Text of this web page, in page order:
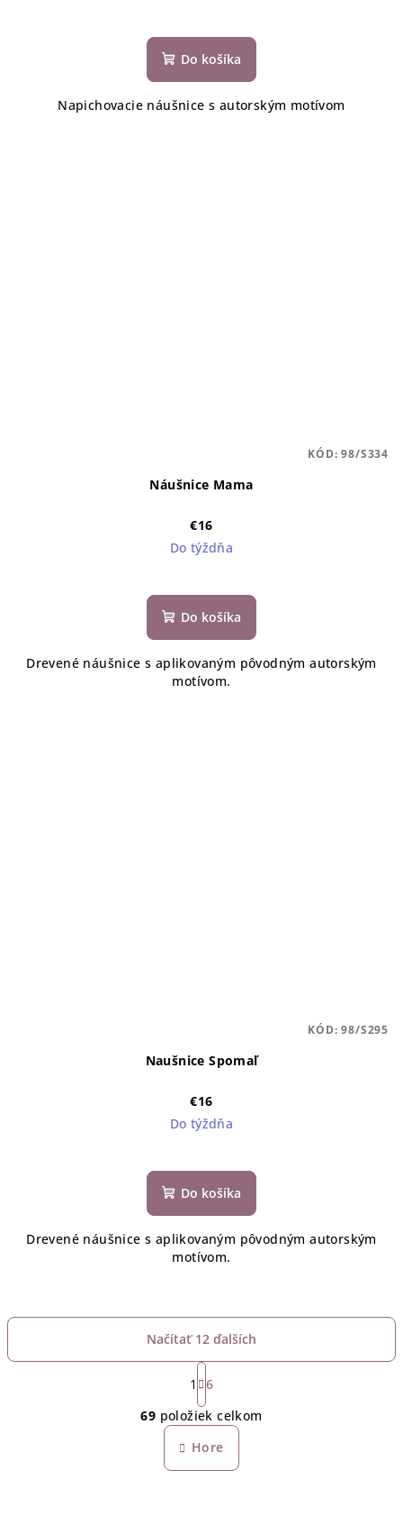
Do košíka
Napichovacie náušnice s autorským motívom
Náušnice Mama
€16
Do týždňa
Do košíka
Drevené náušnice s aplikovaným pôvodným autorským
motívom.
KÓD:98/S334
Naušnice Spomaľ
€16
Do týždňa
Do košíka
Drevené náušnice s aplikovaným pôvodným autorským
motívom.
KÓD:98/S295
O
v
l
á
Načítať 12 ďalších
S
t
r
á
n
k
o
1
6
69 položiek celkom
Hore